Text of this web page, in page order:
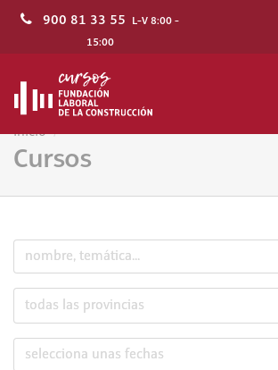
900 81 33 55 L-V 8:00 -
15:00
Inicio
Cursos